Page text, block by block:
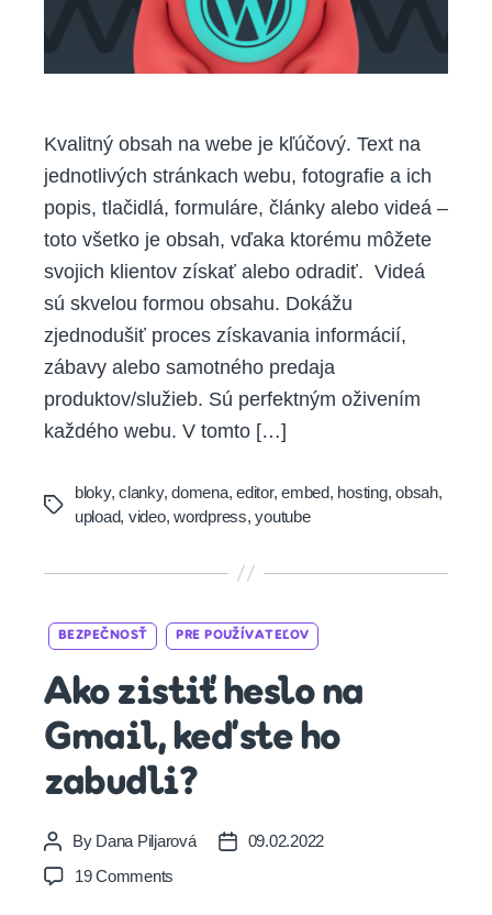
Kvalitný obsah na webe je kľúčový. Text na
jednotlivých stránkach webu, fotografie a ich
popis, tlačidlá, formuláre, články alebo videá –
toto všetko je obsah, vďaka ktorému môžete
svojich klientov získať alebo odradiť. Videá
sú skvelou formou obsahu. Dokážu
zjednodušiť proces získavania informácií,
zábavy alebo samotného predaja
produktov/služieb. Sú perfektným oživením
každého webu. V tomto […]
Tags
bloky,clanky,domena,editor,embed, hosting,obsah,
upload, video,wordpress,youtube
Categories
BEZPEČNOSŤ PRE POUŽÍVATEĽOV
Ako zistiť heslo na
Gmail, keď ste ho
zabudli?
Post
author
By Dana Piljarová
Post09.02.2022
19 Comments